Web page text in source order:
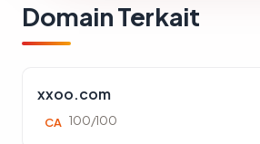
Domain Terkait
xxoo.com
CA 100/100